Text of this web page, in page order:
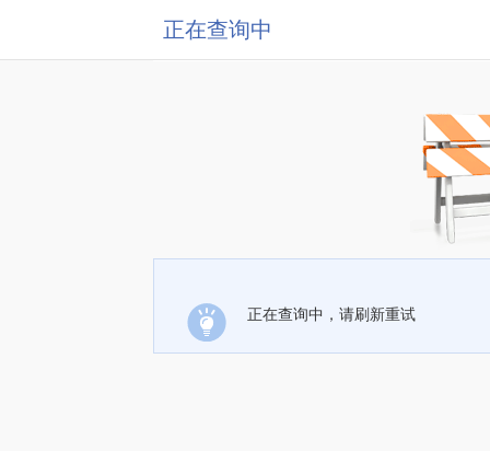
正在查询中
正在查询中，请刷新重试